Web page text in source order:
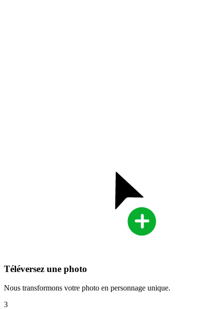
Téléversez une photo
Nous transformons votre photo en personnage unique.
3